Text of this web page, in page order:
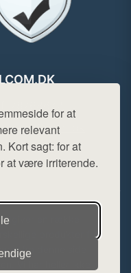
for at
relevant
Kort sagt: for at
at være irriterende.
hej@want.dk
og privatlivspolitik
en række
produkter fra
fra denne side - vi